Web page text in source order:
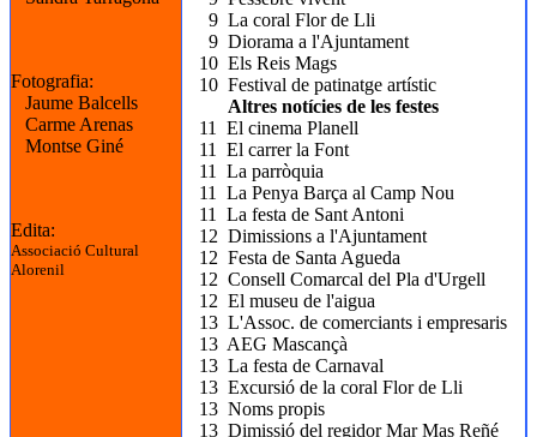
Fotografia:
Jaume Balcells
Carme Arenas
Montse Giné
Edita:
Associació Cultural
Alorenil
9 La coral Flor de Lli
9 Diorama a l'Ajuntament
10 Els Reis Mags
10 Festival de patinatge artístic
Altres notícies de les festes
11 El cinema Planell
11 El carrer la Font
11 La parròquia
11 La Penya Barça al Camp Nou
11 La festa de Sant Antoni
12 Dimissions a l'Ajuntament
12 Festa de Santa Agueda
12 Consell Comarcal del Pla d'Urgell
12 El museu de l'aigua
13 L'Assoc. de comerciants i empresaris
13 AEG Mascançà
13 La festa de Carnaval
13 Excursió de la coral Flor de Lli
13 Noms propis
13 Dimissió del regidor Mar Mas Reñé